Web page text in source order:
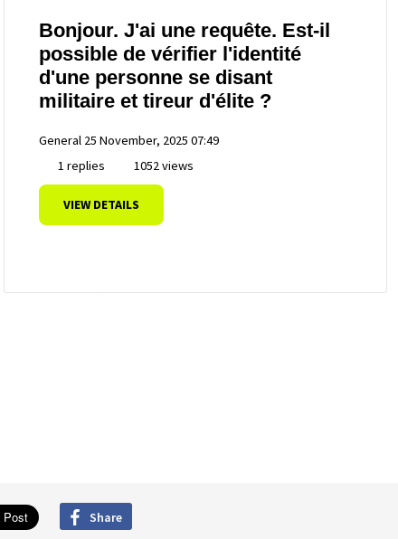
Bonjour. J'ai une requête. Est-il
possible de vérifier l'identité
d'une personne se disant
militaire et tireur d'élite ?
General 25 November, 2025 07:49
1 replies
1052 views
VIEW DETAILS
Share